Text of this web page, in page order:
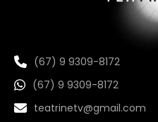
(67) 9 9309-8172
(67) 9 9309-8172
teatrinetv@gmail.com